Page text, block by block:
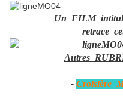
Un FILM
retrace
Autres
- Croisière